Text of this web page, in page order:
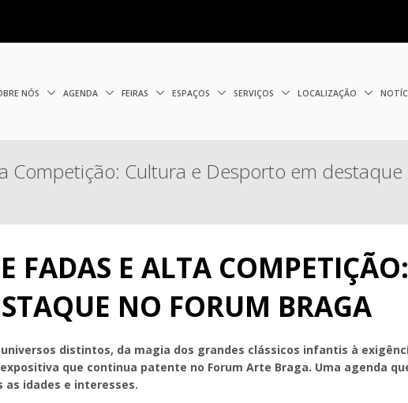
NÓS AGENDA FEIRAS ESPAÇOS SERVIÇOS LOCALIZAÇÃO
Competição: Cultura e Desporto em
FADAS E ALTA
NO FORUM BRAGA
distintos, da magia dos grandes clássicos infantis à
que continua patente no Forum Arte Braga. Uma agenda
as idades e interesses.